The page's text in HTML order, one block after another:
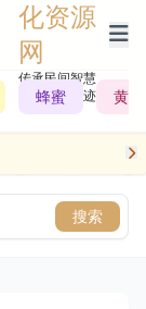
化资源
网
传承民间智慧，
记录历史轨迹
蜂蜜 黄芪
搜索